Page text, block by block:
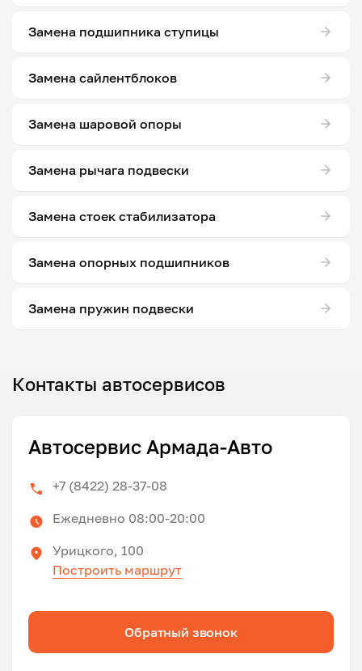
Замена подшипника ступицы
Замена сайлентблоков
Замена шаровой опоры
Замена рычага подвески
Замена стоек стабилизатора
Замена опорных подшипников
Замена пружин подвески
Контакты автосервисов
Автосервис Армада-Авто
+7 (8422) 28-37-08
Ежедневно 08:00-20:00
Урицкого, 100
Построить маршрут
Обратный звонок